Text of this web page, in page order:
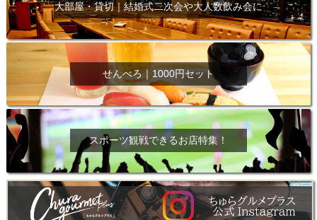
大部屋・貸切｜結婚式二次会や大人数飲み会に
せんべろ｜1000円セット
スポーツ観戦できるお店特集！